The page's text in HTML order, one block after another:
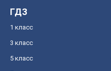
ГДЗ
1 класс
3 класс
5 класс